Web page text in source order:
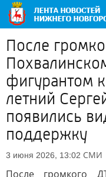
После
фигурантом
летний
появились
поддержку
3 июня 2026, 13:02 СМИ
После громкого